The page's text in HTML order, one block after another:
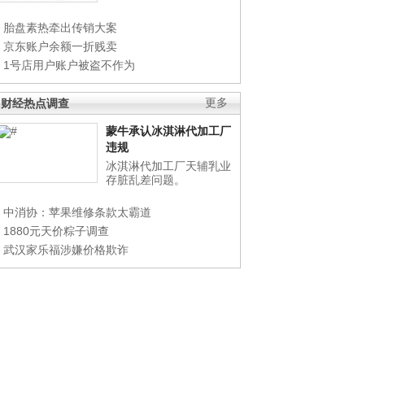
胎盘素热牵出传销大案
京东账户余额一折贱卖
1号店用户账户被盗不作为
更多
财经热点调查
蒙牛承认冰淇淋代加工厂
违规
冰淇淋代加工厂天辅乳业
存脏乱差问题。
中消协：苹果维修条款太霸道
1880元天价粽子调查
武汉家乐福涉嫌价格欺诈